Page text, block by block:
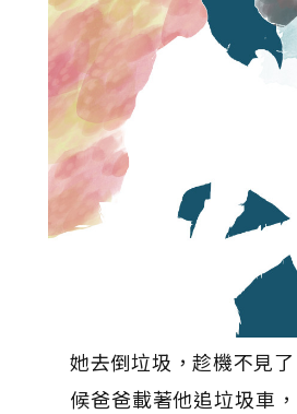
她去倒垃圾，趁機不見
候爸爸載著他追垃圾車